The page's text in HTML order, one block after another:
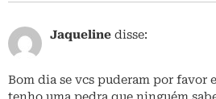
Jaqueline disse:
Bom dia se vcs puderam por favor